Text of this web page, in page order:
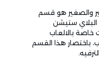
والصغير هو قسم
البلاي ستيشن
خاصة بالالعاب
باختصار هذا القسم